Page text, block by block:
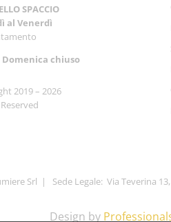
SPACCIO
al Venerdì
Domenica chiuso
2019 – 2026
Srl | Sede Legale: Via Teverina
Design by